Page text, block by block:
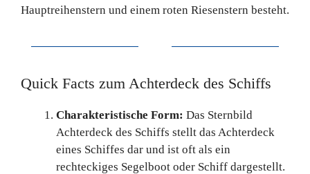
Hauptreihenstern und einem roten Riesenstern besteht.
Quick Facts zum Achterdeck des Schiffs
Charakteristische Form: Das Sternbild
Achterdeck des Schiffs stellt das Achterdeck
eines Schiffes dar und ist oft als ein
rechteckiges Segelboot oder Schiff dargestellt.